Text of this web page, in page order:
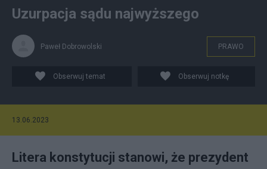
Uzurpacja sądu najwyższego
Paweł Dobrowolski PRAWO
Obserwuj temat Obserwuj notkę
13.06.2023
Litera konstytucji stanowi, że prezydent